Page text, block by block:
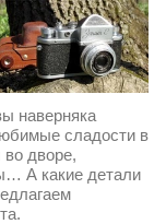
наверняка
сладости в
во дворе,
А какие детали